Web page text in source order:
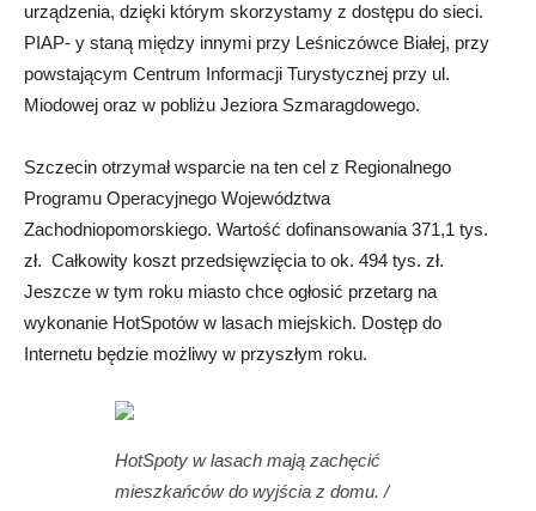
urządzenia, dzięki którym skorzystamy z dostępu do sieci.
PIAP- y staną między innymi przy Leśniczówce Białej, przy
powstającym Centrum Informacji Turystycznej przy ul.
Miodowej oraz w pobliżu Jeziora Szmaragdowego.
Szczecin otrzymał wsparcie na ten cel z Regionalnego
Programu Operacyjnego Województwa
Zachodniopomorskiego. Wartość dofinansowania 371,1 tys.
zł. Całkowity koszt przedsięwzięcia to ok. 494 tys. zł.
Jeszcze w tym roku miasto chce ogłosić przetarg na
wykonanie HotSpotów w lasach miejskich. Dostęp do
Internetu będzie możliwy w przyszłym roku.
HotSpoty w lasach mają zachęcić
mieszkańców do wyjścia z domu. /